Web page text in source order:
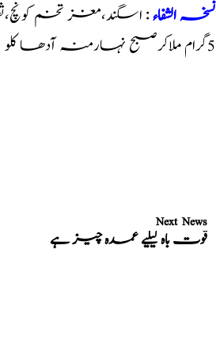
نسخہ الشفاء
5گرام ملاکرصبح نہارمنہ
آدھا کلو نیم گرم دودھ
Next News
قوت باہ کیلیے عمدہ چیز ہے